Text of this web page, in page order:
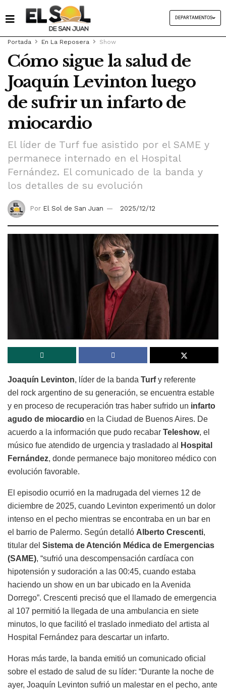
DEPARTAMENTOS
Portada En La Reposera Show
Cómo sigue la salud de
Joaquín Levinton luego
de sufrir un infarto de
miocardio
El líder de Turf fue asistido por el SAME y
permanece internado en el Hospital
Fernández. El comunicado de la banda y
Joaquín Levinton, líder de la bandaTurfy referente
del rock argentino de su generación, se encuentra estable
y en proceso de recuperación tras haber sufrido uninfarto
agudo de miocardioen la Ciudad de Buenos Aires. De
acuerdo a la información que pudo recabarTeleshow, el
músico fue atendido de urgencia y trasladado alHospital
Fernández, donde permanece bajo monitoreo médico con
El episodio ocurrió en la madrugada del viernes 12 de
diciembre de 2025, cuando Levinton experimentó un dolor
intenso en el pecho mientras se encontraba en un bar en
el barrio de Palermo. Según detallóAlberto Crescenti,
titular delSistema de Atención Médica de Emergencias
(SAME), “sufrió una descompensación cardíaca con
hipotensión y sudoración a las 00:45, cuando estaba
haciendo un show en un bar ubicado en la Avenida
Dorrego”. Crescenti precisó que el llamado de emergencia
al 107 permitió la llegada de una ambulancia en siete
minutos, lo que facilitó el traslado inmediato del artista al
Horas más tarde, la banda emitió un comunicado oficial
sobre el estado de salud de su líder: “Durante la noche de